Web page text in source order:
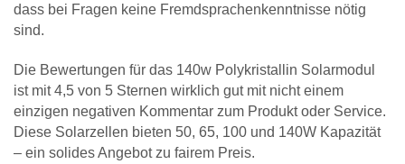
dass bei Fragen keine Fremdsprachenkenntnisse nötig
sind.
Die Bewertungen für das 140w Polykristallin Solarmodul
ist mit 4,5 von 5 Sternen wirklich gut mit nicht einem
einzigen negativen Kommentar zum Produkt oder Service.
Diese Solarzellen bieten 50, 65, 100 und 140W Kapazität
– ein solides Angebot zu fairem Preis.